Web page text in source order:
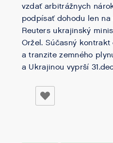
vzdať arbitrážnych
podpísať dohodu len na
Reuters ukrajinský
Oržel. Súčasný
a tranzite zemného
a Ukrajinou vyprší